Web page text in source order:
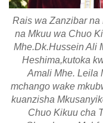
Rais wa Zanzibar
na Mkuu wa Chuo
Mhe.Dk.Hussein Ali
Heshima,kutoka
Amali Mhe. Leila
mchango wake
kuanzisha
Chuo Kikuu cha